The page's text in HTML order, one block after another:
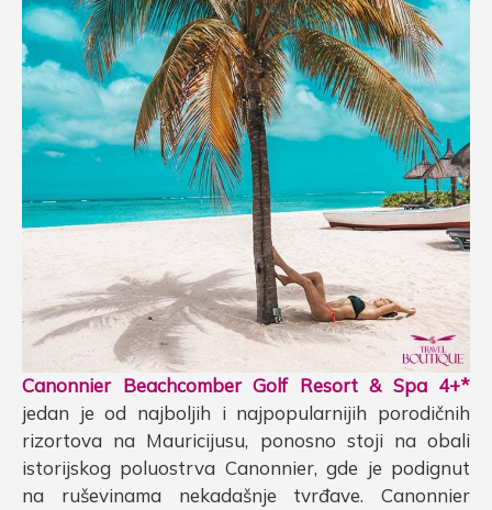
Canonnier Beachcomber Golf Resort & Spa 4+*
jedan je od najboljih i najpopularnijih porodičnih
rizortova na Mauricijusu, ponosno stoji na obali
istorijskog poluostrva Canonnier, gde je podignut
na ruševinama nekadašnje tvrđave. Canonnier